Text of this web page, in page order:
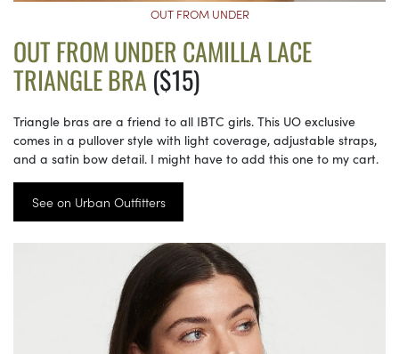
OUT FROM UNDER
OUT FROM UNDER CAMILLA LACE
TRIANGLE BRA($15)
Triangle bras are a friend to all IBTC girls. This UO exclusive
comes in a pullover style with light coverage, adjustable straps,
and a satin bow detail. I might have to add this one to my cart.
See on Urban Outfitters